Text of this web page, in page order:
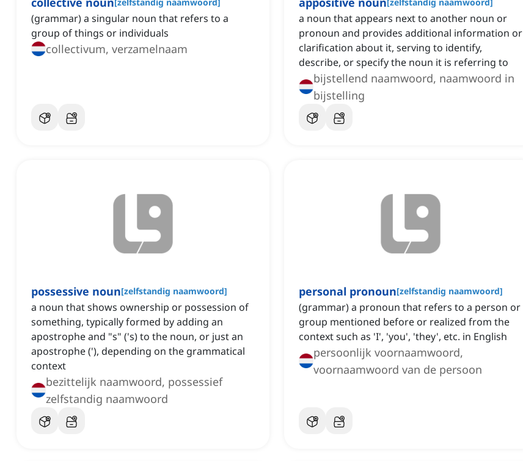
(grammar) a singular noun that refers to a
group of things or individuals
collectivum, verzamelnaam
a noun that appears next to another noun or
pronoun and provides additional information or
clarification about it, serving to identify,
describe, or specify the noun it is referring to
bijstellend naamwoord, naamwoord in
bijstelling
possessive noun[zelfstandig naamwoord]
a noun that shows ownership or possession of
something, typically formed by adding an
apostrophe and "s" ('s) to the noun, or just an
apostrophe ('), depending on the grammatical
context
bezittelijk naamwoord, possessief
zelfstandig naamwoord
personal pronoun[zelfstandig naamwoord]
(grammar) a pronoun that refers to a person or
group mentioned before or realized from the
context such as 'I', 'you', 'they', etc. in English
persoonlijk voornaamwoord,
voornaamwoord van de persoon